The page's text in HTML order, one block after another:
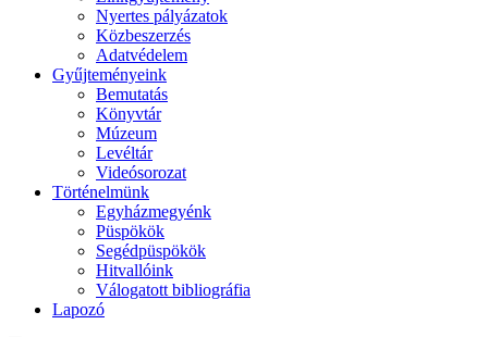
Nyertes pályázatok
Közbeszerzés
Adatvédelem
Gyűjteményeink
Bemutatás
Könyvtár
Múzeum
Levéltár
Videósorozat
Történelmünk
Egyházmegyénk
Püspökök
Segédpüspökök
Hitvallóink
Válogatott bibliográfia
Lapozó